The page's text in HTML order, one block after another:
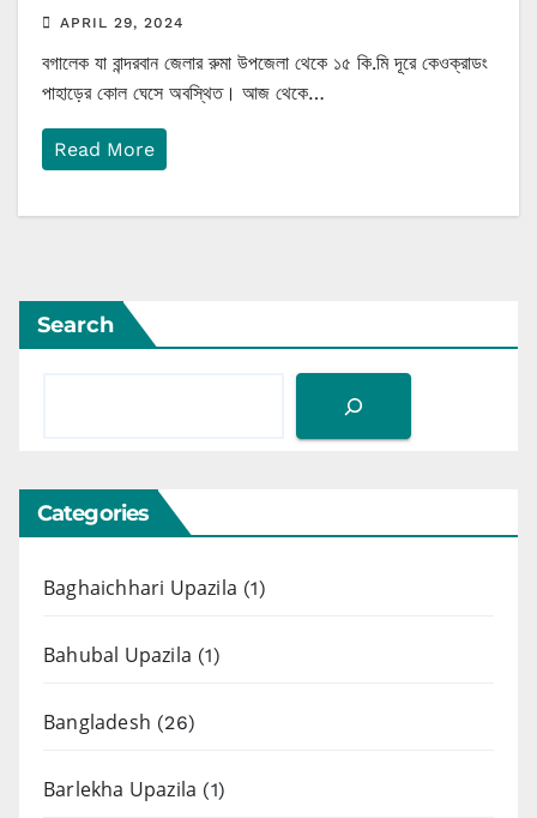
APRIL 29, 2024
বগালেক যা বান্দরবান জেলার রুমা উপজেলা থেকে ১৫ কি.মি দূরে কেওক্রাডং
পাহাড়ের কোল ঘেসে অবস্থিত। আজ থেকে…
Read More
Search
Categories
Baghaichhari Upazila (1)
Bahubal Upazila (1)
Bangladesh (26)
Barlekha Upazila (1)